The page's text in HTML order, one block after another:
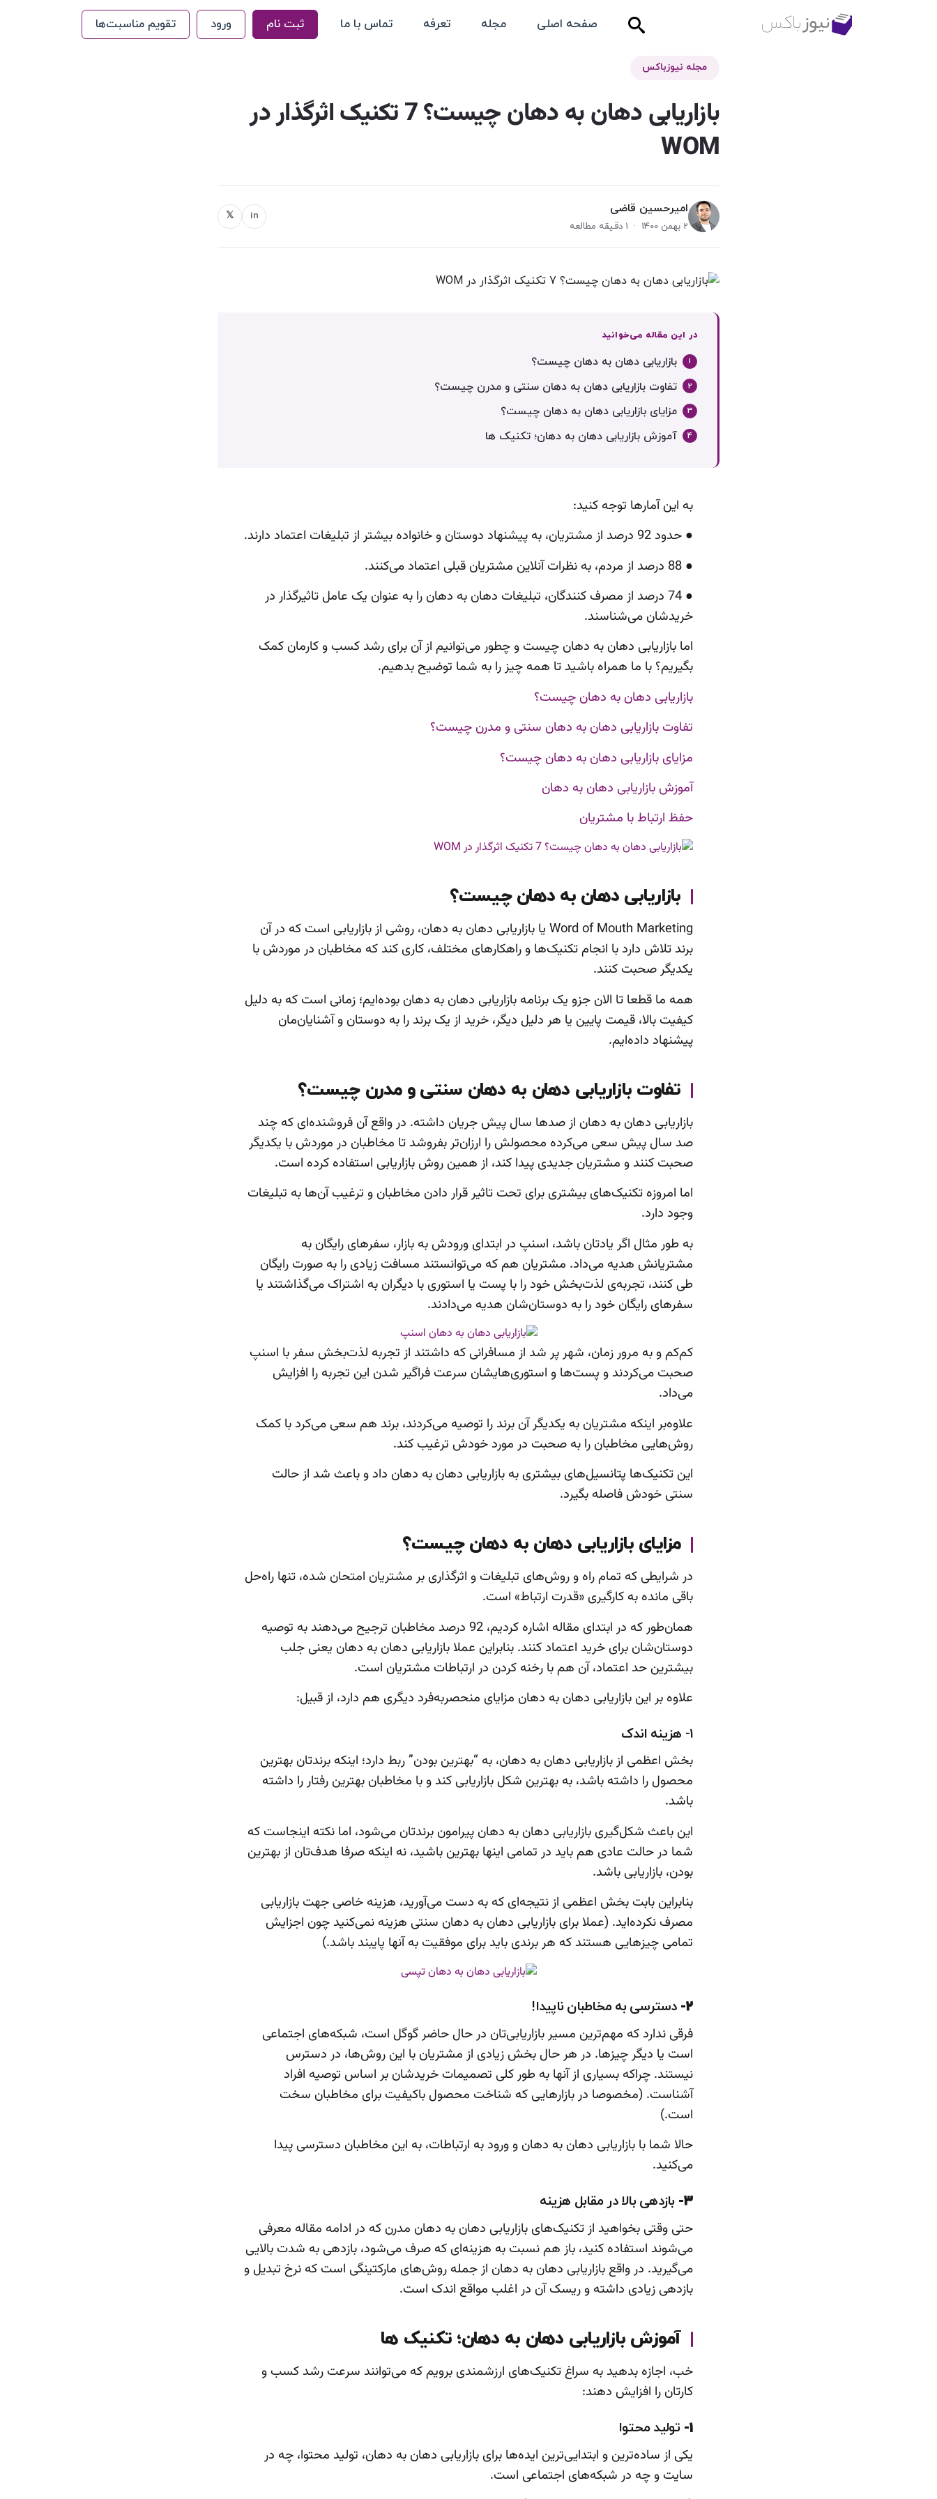
صفحه اصلی مجله تعرفه تماس با ما ثبت نام ورود تقویم مناسبت‌ها
مجله نیوزباکس
بازاریابی دهان به دهان چیست؟ 7 تکنیک اثرگذار در
WOM
امیرحسین قاضی
2 بهمن 1400 · 1 دقیقه مطالعه
in
𝕏
در این مقاله می‌خوانید
بازاریابی دهان به دهان چیست؟
تفاوت بازاریابی دهان به دهان سنتی و مدرن چیست؟
مزایای بازاریابی دهان به دهان چیست؟
آموزش بازاریابی دهان به دهان؛ تکنیک ها
به این آمارها توجه کنید:
● حدود 92 درصد از مشتریان، به پیشنهاد دوستان و خانواده بیشتر از تبلیغات اعتماد دارند.
● 88 درصد از مردم، به نظرات آنلاین مشتریان قبلی اعتماد می‌کنند.
● 74 درصد از مصرف کنندگان، تبلیغات دهان به دهان را به عنوان یک عامل تاثیرگذار در
خریدشان می‌شناسند.
اما بازاریابی دهان به دهان چیست و چطور می‌توانیم از آن برای رشد کسب و کارمان کمک
بگیریم؟ با ما همراه باشید تا همه چیز را به شما توضیح بدهیم.
بازاریابی دهان به دهان چیست؟
تفاوت بازاریابی دهان به دهان سنتی و مدرن چیست؟
مزایای بازاریابی دهان به دهان چیست؟
آموزش بازاریابی دهان به دهان
حفظ ارتباط با مشتریان
بازاریابی دهان به دهان چیست؟
Word of Mouth Marketing یا بازاریابی دهان به دهان، روشی از بازاریابی است که در آن
برند تلاش دارد با انجام تکنیک‌ها و راهکارهای مختلف، کاری کند که مخاطبان در موردش با
یکدیگر صحبت کنند.
همه ما قطعا تا الان جزو یک برنامه بازاریابی دهان به دهان بوده‌ایم؛ زمانی است که به دلیل
کیفیت بالا، قیمت پایین یا هر دلیل دیگر، خرید از یک برند را به دوستان و آشنایان‌مان
پیشنهاد داده‌ایم.
تفاوت بازاریابی دهان به دهان سنتی و مدرن چیست؟
بازاریابی دهان به دهان از صدها سال پیش جریان داشته. در واقع آن فروشنده‌ای که چند
صد سال پیش سعی می‌کرده محصولش را ارزان‌تر بفروشد تا مخاطبان در موردش با یکدیگر
صحبت کنند و مشتریان جدیدی پیدا کند، از همین روش بازاریابی استفاده کرده است.
اما امروزه تکنیک‌های بیشتری برای تحت تاثیر قرار دادن مخاطبان و ترغیب آن‌ها به تبلیغات
وجود دارد.
به طور مثال اگر یادتان باشد، اسنپ در ابتدای ورودش به بازار، سفرهای رایگان به
مشتریانش هدیه می‌داد. مشتریان هم که می‌توانستند مسافت زیادی را به صورت رایگان
طی کنند، تجربه‌ی لذت‌بخش خود را با پست یا استوری با دیگران به اشتراک می‌گذاشتند یا
سفرهای رایگان خود را به دوستان‌شان هدیه می‌دادند.
کم‌کم و به مرور زمان، شهر پر شد از مسافرانی که داشتند از تجربه لذت‌بخش سفر با اسنپ
صحبت می‌کردند و پست‌ها و استوری‌هایشان سرعت فراگیر شدن این تجربه را افزایش
می‌داد.
علاوه‌بر اینکه مشتریان به یکدیگر آن برند را توصیه می‌کردند، برند هم سعی می‌کرد با کمک
روش‌هایی مخاطبان را به صحبت در مورد خودش ترغیب کند.
این تکنیک‌ها پتانسیل‌های بیشتری به بازاریابی دهان به دهان داد و باعث شد از حالت
سنتی خودش فاصله بگیرد.
مزایای بازاریابی دهان به دهان چیست؟
در شرایطی که تمام راه و روش‌های تبلیغات و اثرگذاری بر مشتریان امتحان شده، تنها راه‌حل
باقی مانده به کارگیری «قدرت ارتباط» است.
همان‌طور که در ابتدای مقاله اشاره کردیم، 92 درصد مخاطبان ترجیح می‌دهند به توصیه
دوستان‌شان برای خرید اعتماد کنند. بنابراین عملا بازاریابی دهان به دهان یعنی جلب
بیشترین حد اعتماد، آن هم با رخنه کردن در ارتباطات مشتریان است.
علاوه بر این بازاریابی دهان به دهان مزایای منحصربه‌فرد دیگری هم دارد، از قبیل:
1- هزینه اندک
بخش اعظمی از بازاریابی دهان به دهان، به “بهترین بودن” ربط دارد؛ اینکه برندتان بهترین
محصول را داشته باشد، به بهترین شکل بازاریابی کند و با مخاطبان بهترین رفتار را داشته
باشد.
این باعث شکل‌گیری بازاریابی دهان به دهان پیرامون برندتان می‌شود، اما نکته اینجاست که
شما در حالت عادی هم باید در تمامی اینها بهترین باشید، نه اینکه صرفا هدف‌تان از بهترین
بودن، بازاریابی باشد.
بنابراین بابت بخش اعظمی از نتیجه‌ای که به دست می‌آورید، هزینه خاصی جهت بازاریابی
مصرف نکرده‌اید. (عملا برای بازاریابی دهان به دهان سنتی هزینه نمی‌کنید چون اجزایش
تمامی چیزهایی هستند که هر برندی باید برای موفقیت به آنها پایبند باشد.)
2- دسترسی به مخاطبان ناپیدا!
فرقی ندارد که مهم‌ترین مسیر بازاریابی‌تان در حال حاضر گوگل است، شبکه‌های اجتماعی
است یا دیگر چیزها. در هر حال بخش زیادی از مشتریان با این روش‌ها، در دسترس
نیستند. چراکه بسیاری از آنها به طور کلی تصمیمات خریدشان بر اساس توصیه افراد
آشناست. (مخصوصا در بازارهایی که شناخت محصول باکیفیت برای مخاطبان سخت
است.)
حالا شما با بازاریابی دهان به دهان و ورود به ارتباطات، به این مخاطبان دسترسی پیدا
می‌کنید.
3- بازدهی بالا در مقابل هزینه
حتی وقتی بخواهید از تکنیک‌های بازاریابی دهان به دهان مدرن که در ادامه مقاله معرفی
می‌شوند استفاده کنید، باز هم نسبت به هزینه‌ای که صرف می‌شود، بازدهی به شدت بالایی
می‌گیرید. در واقع بازاریابی دهان به دهان از جمله روش‌های مارکتینگی است که نرخ تبدیل و
بازدهی زیادی داشته و ریسک آن در اغلب مواقع اندک است.
آموزش بازاریابی دهان به دهان؛ تکنیک ها
خب، اجازه بدهید به سراغ تکنیک‌های ارزشمندی برویم که می‌توانند سرعت رشد کسب و
کارتان را افزایش دهند:
1- تولید محتوا
یکی از ساده‌ترین و ابتدایی‌ترین ایده‌ها برای بازاریابی دهان به دهان، تولید محتوا، چه در
سایت و چه در شبکه‌های اجتماعی است.